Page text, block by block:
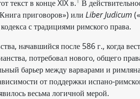
текст в конце XIX в. В
приговоров») или Liber Judicum
с традициями римского права.
начавшийся после 586 г., когда
потребовал нового, общего
барьер между варварами и
от поддержки испано-
весьма логичной мерой.